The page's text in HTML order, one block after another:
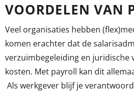
VOORDELEN VAN
Veel organisaties hebben
komen erachter dat de
verzuimbegeleiding en juridische
kosten. Met payroll kan dit
Als werkgever blijf je